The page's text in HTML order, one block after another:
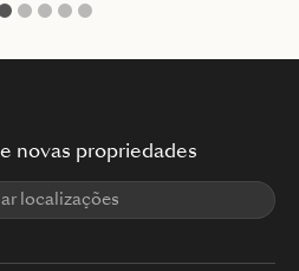
1 2 3
novas propriedades